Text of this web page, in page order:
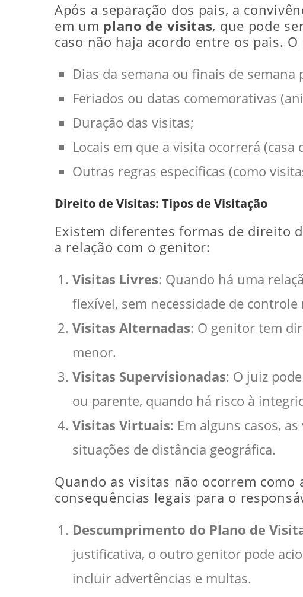
Após a separação dos pais, a
em um plano de visitas, que pode
caso não haja acordo entre os pais.
Dias da semana ou finais de
Feriados ou datas comemorativas
Duração das visitas;
Locais em que a visita ocorrerá
Outras regras específicas (como
Direito de Visitas: Tipos de Visitação
Existem diferentes formas de direito
a relação com o genitor:
Visitas Livres: Quando há uma
flexível, sem necessidade de
Visitas Alternadas: O genitor tem
menor.
Visitas Supervisionadas: O juiz
ou parente, quando há risco à
Visitas Virtuais: Em alguns casos,
situações de distância geográfica.
Quando as visitas não ocorrem
consequências legais para o
Descumprimento do Plano de
justificativa, o outro genitor pode
incluir advertências e multas.